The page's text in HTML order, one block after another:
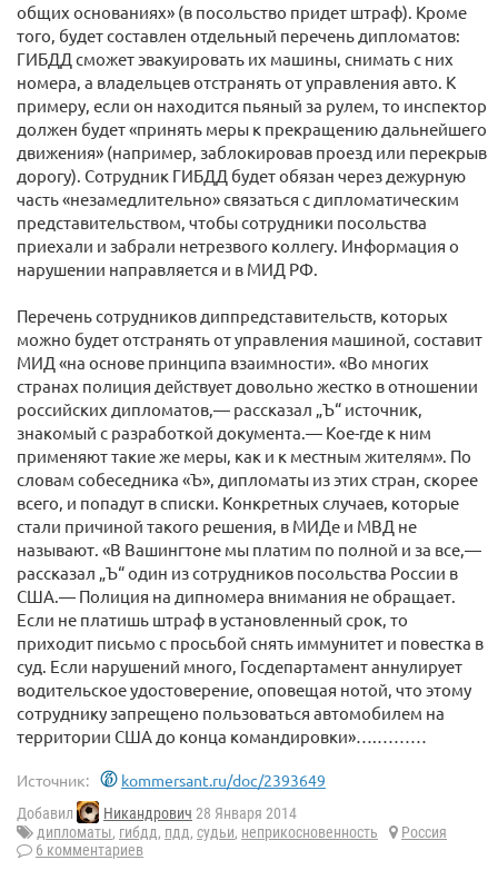
общих основаниях» (в посольство придет штраф). Кроме
того, будет составлен отдельный перечень дипломатов:
ГИБДД сможет эвакуировать их машины, снимать с них
номера, а владельцев отстранять от управления авто. К
примеру, если он находится пьяный за рулем, то инспектор
должен будет «принять меры к прекращению дальнейшего
движения» (например, заблокировав проезд или перекрыв
дорогу). Сотрудник ГИБДД будет обязан через дежурную
часть «незамедлительно» связаться с дипломатическим
представительством, чтобы сотрудники посольства
приехали и забрали нетрезвого коллегу. Информация о
нарушении направляется и в МИД РФ.
Перечень сотрудников диппредставительств, которых
можно будет отстранять от управления машиной, составит
МИД «на основе принципа взаимности». «Во многих
странах полиция действует довольно жестко в отношении
российских дипломатов,— рассказал „Ъ“ источник,
знакомый с разработкой документа.— Кое-где к ним
применяют такие же меры, как и к местным жителям». По
словам собеседника «Ъ», дипломаты из этих стран, скорее
всего, и попадут в списки. Конкретных случаев, которые
стали причиной такого решения, в МИДе и МВД не
называют. «В Вашингтоне мы платим по полной и за все,—
рассказал „Ъ“ один из сотрудников посольства России в
США.— Полиция на дипномера внимания не обращает.
Если не платишь штраф в установленный срок, то
приходит письмо с просьбой снять иммунитет и повестка в
суд. Если нарушений много, Госдепартамент аннулирует
водительское удостоверение, оповещая нотой, что этому
сотруднику запрещено пользоваться автомобилем на
территории США до конца командировки»….………
Источник: kommersant.ru/doc/2393649
Добавил Никандрович 28 Января 2014
дипломаты, гибдд, пдд, судьи, неприкосновенность
Россия
6 комментариев